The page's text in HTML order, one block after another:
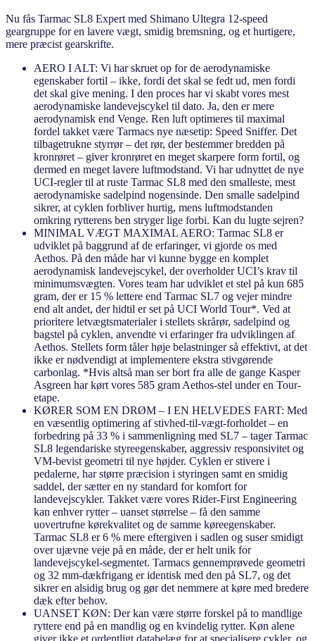
Nu fås Tarmac SL8 Expert med Shimano Ultegra 12-speed
geargruppe for en lavere vægt, smidig bremsning, og et hurtigere,
mere præcist gearskrifte.
AERO I ALT: Vi har skruet op for de aerodynamiske
egenskaber fortil – ikke, fordi det skal se fedt ud, men fordi
det skal give mening. I den proces har vi skabt vores mest
aerodynamiske landevejscykel til dato. Ja, den er mere
aerodynamisk end Venge. Ren luft optimeres til maximal
fordel takket være Tarmacs nye næsetip: Speed Sniffer. Det
tilbagetrukne styrrør – det rør, der bestemmer bredden på
kronrøret – giver kronrøret en meget skarpere form fortil, og
dermed en meget lavere luftmodstand. Vi har udnyttet de nye
UCI-regler til at ruste Tarmac SL8 med den smalleste, mest
aerodynamiske sadelpind nogensinde. Den smalle sadelpind
sikrer, at cyklen forbliver hurtig, mens luftmodstanden
omkring rytterens ben stryger lige forbi. Kan du lugte sejren?
MINIMAL VÆGT MAXIMAL AERO: Tarmac SL8 er
udviklet på baggrund af de erfaringer, vi gjorde os med
Aethos. På den måde har vi kunne bygge en komplet
aerodynamisk landevejscykel, der overholder UCI’s krav til
minimumsvægten. Vores team har udviklet et stel på kun 685
gram, der er 15 % lettere end Tarmac SL7 og vejer mindre
end alt andet, der hidtil er set på UCI World Tour*. Ved at
prioritere letvægtsmaterialer i stellets skrårør, sadelpind og
bagstel på cyklen, anvendte vi erfaringer fra udviklingen af
Aethos. Stellets form tåler høje belastninger så effektivt, at det
ikke er nødvendigt at implementere ekstra stivgørende
carbonlag. *Hvis altså man ser bort fra alle de gange Kasper
Asgreen har kørt vores 585 gram Aethos-stel under en Tour-
etape.
KØRER SOM EN DRØM – I EN HELVEDES FART: Med
en væsentlig optimering af stivhed-til-vægt-forholdet – en
forbedring på 33 % i sammenligning med SL7 – tager Tarmac
SL8 legendariske styreegenskaber, aggressiv responsivitet og
VM-bevist geometri til nye højder. Cyklen er stivere i
pedalerne, har større præcision i styringen samt en smidig
saddel, der sætter en ny standard for komfort for
landevejscykler. Takket være vores Rider-First Engineering
kan enhver rytter – uanset størrelse – få den samme
uovertrufne kørekvalitet og de samme køreegenskaber.
Tarmac SL8 er 6 % mere eftergiven i sadlen og suser smidigt
over ujævne veje på en måde, der er helt unik for
landevejscykel-segmentet. Tarmacs gennemprøvede geometri
og 32 mm-dækfrigang er identisk med den på SL7, og det
sikrer en alsidig brug og gør det nemmere at køre med bredere
dæk efter behov.
UANSET KØN: Der kan være større forskel på to mandlige
ryttere end på en mandlig og en kvindelig rytter. Køn alene
giver ikke et ordentligt databelæg for at specialisere cykler, og